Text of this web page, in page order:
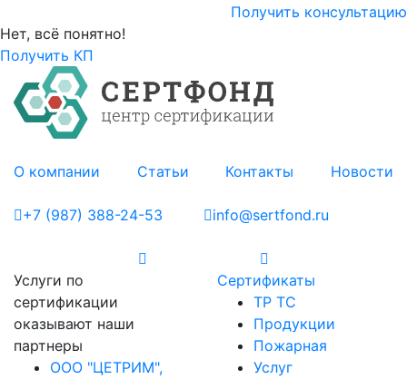
Получить консультацию
Нет, всё понятно!
Получить КП
О компании Статьи Контакты Новости
+7 (987) 388-24-53 info@sertfond.ru
Услуги по
сертификации
оказывают наши
партнеры
ООО "ЦЕТРИМ",
Сертификаты
ТР ТС
Продукции
Пожарная
Услуг